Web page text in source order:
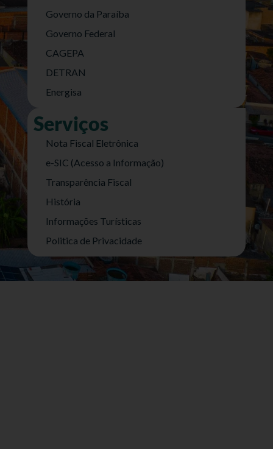
Governo da Paraíba
Governo Federal
CAGEPA
DETRAN
Energisa
Serviços
Nota Fiscal Eletrônica
e-SIC (Acesso a Informação)
Transparência Fiscal
História
Informações Turísticas
Politica de Privacidade